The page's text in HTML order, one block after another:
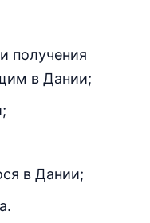
получения
в Дании;
в Дании;